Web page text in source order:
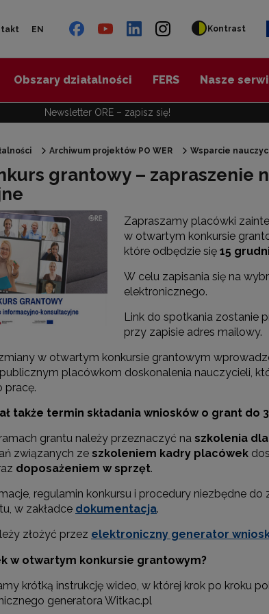
EN Kontrast
Obszary działalności FERS Nasze
Newsletter ORE – zapisz się!
pedagogiczna"
– przygotowanie trenerów"
edukacyjno-zawodowe"
modelu SCWEW"
rzecz kształcenia zawodowego"
modelu SCWEW"
dla kadr edukacji włączającej"
dla kadr poradnictwa psychologiczno-pedagogicznego"
dydaktycznych do kształcenia ogólnego – Etap I, II i III"
do kształcenia zawodowego"
Archiwum projektów PO WER Wsparcie
grantowy – zapraszenie
Zapraszamy placówki
w otwartym konkursie
które odbędzie się 15
W celu zapisania się na
elektronicznego.
Link do spotkania zostanie
przy zapisie adres mailowy.
w otwartym konkursie grantowym
placówkom doskonalenia nauczycieli,
pracę.
także termin składania wniosków o grant do
grantu należy przeznaczyć na szkolenia
związanych ze szkoleniem kadry placówek
doposażeniem w sprzęt.
regulamin konkursu i procedury niezbędne
w zakładce dokumentacja.
złożyć przez elektroniczny generator
w otwartym konkursie grantowym?
krótką instrukcję wideo, w której krok po kroku
generatora Witkac.pl